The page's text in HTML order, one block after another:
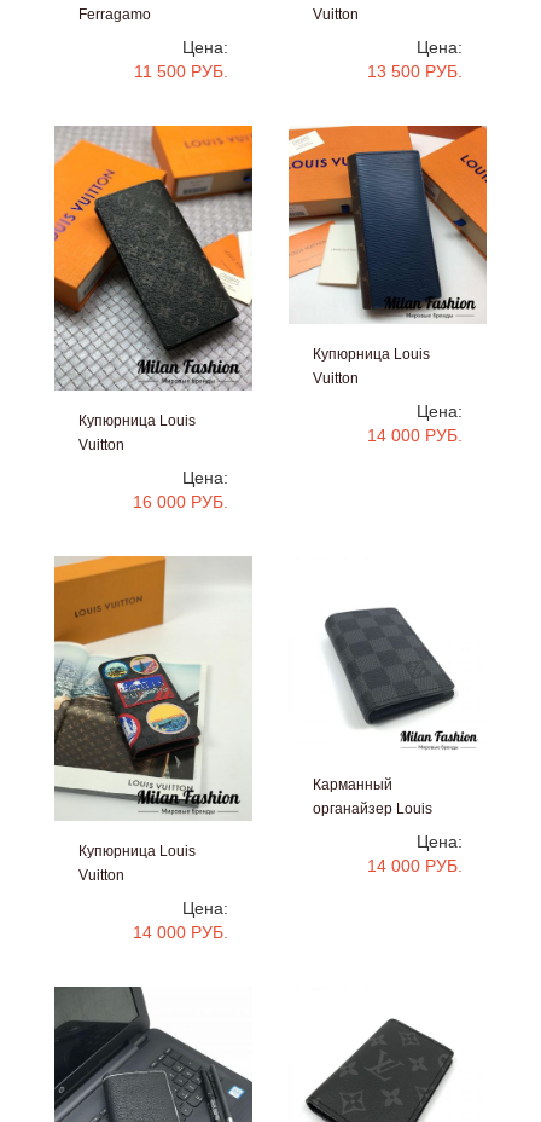
Ferragamo
Цена:
11 500 РУБ.
Vuitton
Цена:
13 500 РУБ.
Купюрница Louis
Vuitton
Цена:
16 000 РУБ.
Купюрница Louis
Vuitton
Цена:
14 000 РУБ.
Купюрница Louis
Vuitton
Цена:
14 000 РУБ.
Карманный
органайзер Louis
Цена:
14 000 РУБ.